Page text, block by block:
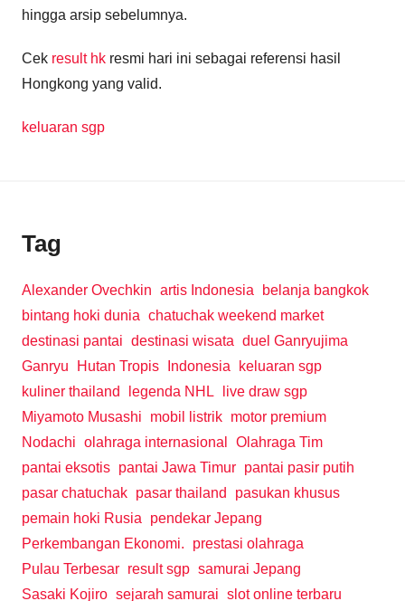
hingga arsip sebelumnya.
Cek result hk resmi hari ini sebagai referensi hasil
Hongkong yang valid.
keluaran sgp
Tag
Alexander Ovechkin artis Indonesia
belanja bangkok
bintang hoki dunia chatuchak weekend market
destinasi pantai destinasi wisata duel Ganryujima
Ganryu
Hutan Tropis Indonesia
keluaran sgp
kuliner thailand
legenda NHL
live draw sgp
Miyamoto Musashi
mobil listrik motor premium
Nodachi olahraga internasional
Olahraga Tim
pantai eksotis pantai Jawa Timur pantai pasir putih
pasar chatuchak pasar thailand
pasukan khusus
pemain hoki Rusia
pendekar Jepang
Perkembangan Ekonomi.
prestasi olahraga
Pulau Terbesar result sgp samurai Jepang
Sasaki Kojiro sejarah samurai slot online terbaru